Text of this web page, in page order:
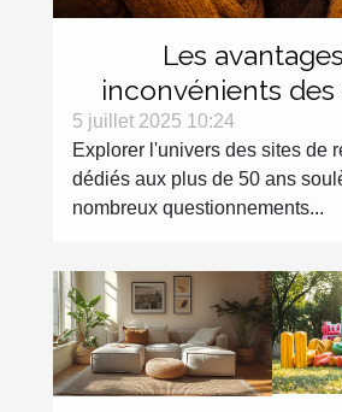
Les
inconvénients des
rencontre dédiés
50 ans
5 juillet 2025 10:24
Explorer l'univers des sites de
dédiés aux plus de 50 ans
nombreux questionnements...